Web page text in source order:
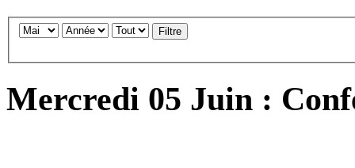
Filtre
Mercredi 05 Juin :